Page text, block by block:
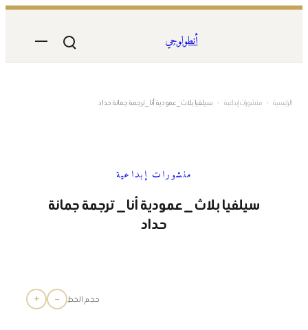
المحتوى
أنطولوجي
الرئيسية › منشورات إبداعية › سيلفيا بلاث _ عمودية أنا _ ترجمة جمانة حداد
منشورات إبداعية
سيلفيا بلاث _ عمودية أنا _ ترجمة جمانة
حداد
حجم الخط −
+